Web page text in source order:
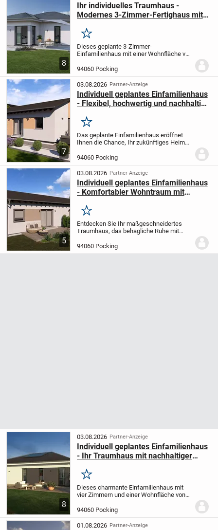
8
Ihr individuelles Traumhaus -
Modernes 3-Zimmer-Fertighaus mit
Merken
Dieses geplante 3-Zimmer-
Einfamilienhaus mit einer Wohnfläche von
Ihr neues Zuhause. Die praktische Ein-
Etagen-Bauweise mit zwei
Schlafzimmern und einem...
94060 Pocking
7
03.08.2026 Partner-Anzeige
Individuell geplantes Einfamilienhaus
- Flexibel, hochwertig und nachhaltig
Merken
Das geplante Einfamilienhaus eröffnet
Ihnen die Chance, Ihr zukünftiges Heim
Bedürfnissen zu gestalten. Auf einer
Ebene bietet es eine Wohnfläche von
66,92 m², die...
94060 Pocking
5
03.08.2026 Partner-Anzeige
Individuell geplantes Einfamilienhaus
- Komfortabler Wohntraum mit
Merken
Entdecken Sie Ihr maßgeschneidertes
Traumhaus, das behagliche Ruhe mit
verbindet. Dieses für Sie konzipierte
Einfamilienhaus in ebenerdiger Bauweise
94060 Pocking
8
03.08.2026 Partner-Anzeige
Individuell geplantes Einfamilienhaus
- Ihr Traumhaus mit nachhaltiger
Merken
Dieses charmante Einfamilienhaus mit
vier Zimmern und einer Wohnfläche von
präzise nach Ihren Vorstellungen
umgesetzt. Das eingeschossige Gebäude
bietet drei...
94060 Pocking
01.08.2026 Partner-Anzeige